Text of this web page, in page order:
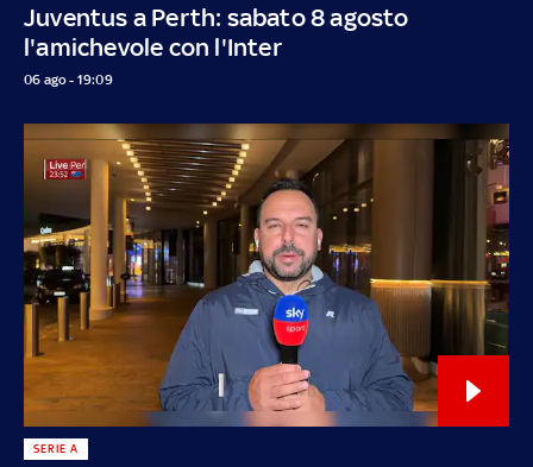
Juventus a Perth: sabato 8 agosto
l'amichevole con l'Inter
06 ago - 19:09
SERIE A